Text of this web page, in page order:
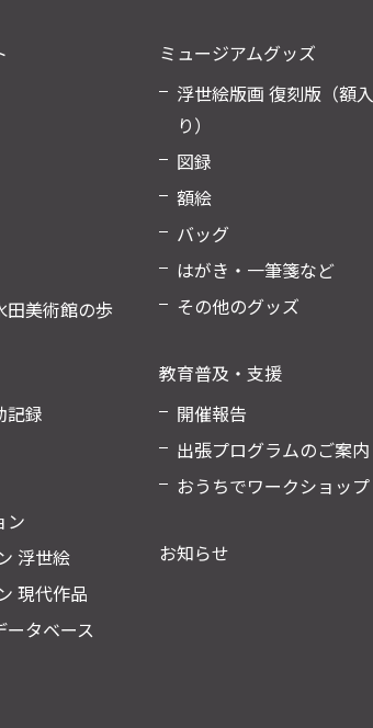
田美術館の歩
記録
ン
浮世絵
現代作品
ータベース
ミュージアムグッズ
浮世絵版画 復刻版（額入
り）
図録
額絵
バッグ
はがき・一筆箋など
その他のグッズ
教育普及・支援
開催報告
出張プログラムのご案内
おうちでワークショップ
お知らせ